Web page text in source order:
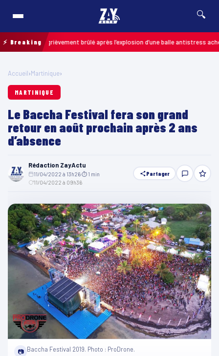
🔍
⚡ Breakinggrièvement brûlé après l’explosion d’une balle antistress achetée en
Accueil›Martinique›
MARTINIQUE
Le Baccha Festival fera son grand
retour en août prochain après 2 ans
d’absence
Rédaction ZayActu
11/04/2022 à 13h26⏱ 1 min
11/04/2022 à 09h36
Partager
📷 Baccha Festival 2019. Photo : ProDrone.